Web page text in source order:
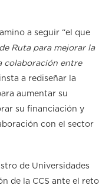
a seguir “el que
Ruta para mejorar la
colaboración entre
a rediseñar la
aumentar su
su financiación y
con el sector
de Universidades
de la CCS ante el reto